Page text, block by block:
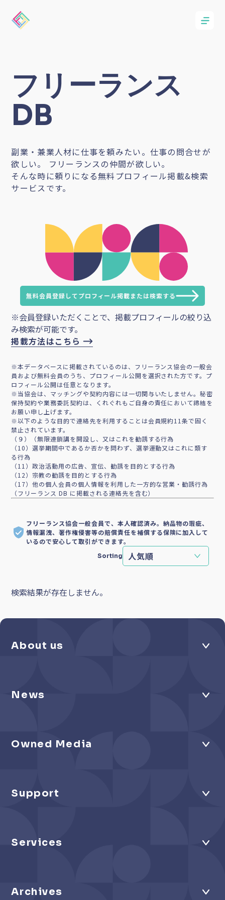
フリーランス
DB
副業・兼業人材に仕事を頼みたい。仕事の問合せが
欲しい。 フリーランスの仲間が欲しい。
そんな時に頼りになる無料プロフィール掲載&検索
サービスです。
無料会員登録してプロフィール掲載または検索する
※会員登録いただくことで、掲載プロフィールの絞り込
み検索が可能です。
掲載方法はこちら
※本データベースに掲載されているのは、フリーランス協会の一般会
員および無料会員のうち、プロフィール公開を選択された方です。プ
ロフィール公開は任意となります。
※当協会は、マッチングや契約内容には一切関与いたしません。秘密
保持契約や業務委託契約は、くれぐれもご自身の責任において締結を
お願い申し上げます。
※以下のような目的で連絡先を利用することは会員規約11条で固く
禁止されています。
（９）（無限連鎖講を開設し、又はこれを勧誘する行為
（10）選挙期間中であるか否かを問わず、選挙運動又はこれに類す
る行為
（11）政治活動用の広告、宣伝、勧誘を目的とする行為
（12）宗教の勧誘を目的とする行為
（17）他の個人会員の個人情報を利用した一方的な営業・勧誘行為
（フリーランス DB に掲載される連絡先を含む）
フリーランス協会一般会員で、本人確認済み。納品物の瑕疵、
情報漏洩、著作権侵害等の賠償責任を補償する保険に加入して
いるので安心して取引ができます。
Sorting
検索結果が存在しません。
About us
News
Owned Media
Support
Services
Archives